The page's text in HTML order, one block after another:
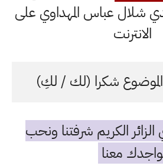
شلال عباس المهداوي على
الانترنت
الموضوع شكرا (لك / لكِ)
الكريم شرفتنا ونحب
معنا